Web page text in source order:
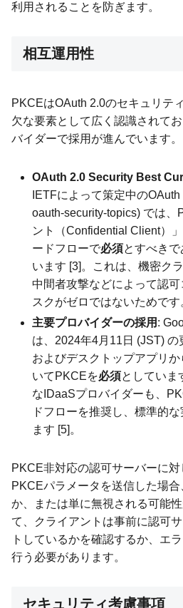
利用されることを防ぎます。
相互運用性
PKCEはOAuth 2.0のセキュリテ
欠な要素として広く認識されて
バイダーで採用が進んでいます。
OAuth 2.0 Security Best
IETFによって策定中の
oauth-security-topics) では、
ント（Confidential Client）
ードフローで必須とすべき
います [3]。これは、機密ク
中間者攻撃などによって認
スクがゼロではないためです
主要プロバイダーの採用 :
は、2024年4月11日 (JST)
およびデスクトップアプリ
いてPKCEを必須としていま
なIDaaSプロバイダーも、
ドフローを推奨し、標準的
ます [5]。
PKCE非対応の認可サーバーに
PKCEパラメータを送信した場
か、または単に無視される可能
て、クライアントは事前に認可
トしているかを確認するか、エ
行う必要があります。
セキュリティ考慮事項